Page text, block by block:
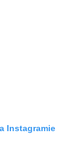
Instagramie